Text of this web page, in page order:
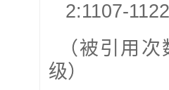
2:1107-1122
（被引用
级）